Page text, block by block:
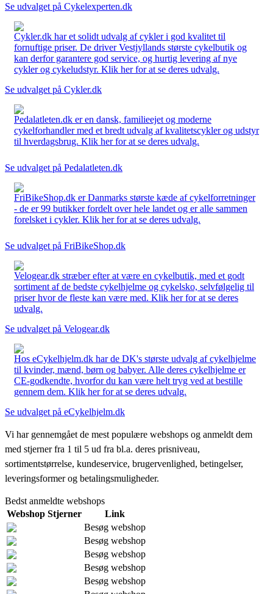
Se udvalget på Cykelexperten.dk
Cykler.dk har et solidt udvalg af cykler i god kvalitet til
fornuftige priser. De driver Vestjyllands største cykelbutik og
kan derfor garantere god service, og hurtig levering af nye
cykler og cykeludstyr. Klik her for at se deres udvalg.
Se udvalget på Cykler.dk
Pedalatleten.dk er en dansk, familieejet og moderne
cykelforhandler med et bredt udvalg af kvalitetscykler og udstyr
til hverdagsbrug. Klik her for at se deres udvalg.
Se udvalget på Pedalatleten.dk
FriBikeShop.dk er Danmarks største kæde af cykelforretninger
- de er 99 butikker fordelt over hele landet og er alle sammen
forelsket i cykler. Klik her for at se deres udvalg.
Se udvalget på FriBikeShop.dk
Velogear.dk stræber efter at være en cykelbutik, med et godt
sortiment af de bedste cykelhjelme og cykelsko, selvfølgelig til
priser hvor de fleste kan være med. Klik her for at se deres
udvalg.
Se udvalget på Velogear.dk
Hos eCykelhjelm.dk har de DK's største udvalg af cykelhjelme
til kvinder, mænd, børn og babyer. Alle deres cykelhjelme er
CE-godkendte, hvorfor du kan være helt tryg ved at bestille
gennem dem. Klik her for at se deres udvalg.
Se udvalget på eCykelhjelm.dk
Vi har gennemgået de mest populære webshops og anmeldt dem
med stjerner fra 1 til 5 ud fra bl.a. deres prisniveau,
sortimentstørrelse, kundeservice, brugervenlighed, betingelser,
leveringsformer og betalingsmuligheder.
Bedst anmeldte webshops
Webshop Stjerner
Link
Besøg webshop
Besøg webshop
Besøg webshop
Besøg webshop
Besøg webshop